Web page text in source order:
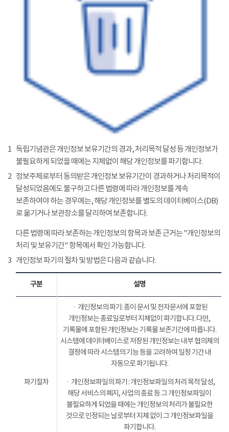
1 독립기념관은 개인정보 보유기간의 경과, 처리목적 달성 등 개인정보가
불필요하게 되었을 때에는 지체없이 해당 개인정보를 파기합니다.
2 정보주체로부터 동의받은 개인정보 보유기간이 경과하거나 처리목적이
달성되었음에도 불구하고 다른 법령에 따라 개인정보를 계속
보존하여야 하는 경우에는, 해당 개인정보를 별도의 데이터베이스(DB)
로 옮기거나 보관장소를 달리하여 보존합니다.
다른 법령에 따라 보존하는 개인정보의 항목과 보존 근거는 "개인정보의
처리 및 보유기간" 항목에서 확인 가능합니다.
3 개인정보 파기의 절차 및 방법은 다음과 같습니다.
구분 설명
파기절차
ㆍ개인정보의 파기: 종이 문서 및 전자문서에 포함된
개인정보는 종료일로부터 지체없이 파기합니다. 다만,
기록물에 포함된 개인정보는 기록물 보존기간에 따릅니다.
시스템에 데이터베이스로 저장된 개인정보는 내부 협의체의
결정에 따라 시스템의 기능 등을 고려하여 일정 기간 내
자동으로 파기됩니다.
ㆍ개인정보파일의 파기 : 개인정보파일의 처리 목적 달성,
해당 서비스의 폐지, 사업의 종료 등 그 개인정보파일이
불필요하게 되었을 때에는 개인정보의 처리가 불필요한
것으로 인정되는 날로부터 지체 없이 그 개인정보파일을
파기합니다.